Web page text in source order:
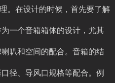
在设计的时候，首先要了解
一个音箱箱体的设计，尤其
叭和空间的配合。音箱的结
径、导风口规格等配合。例